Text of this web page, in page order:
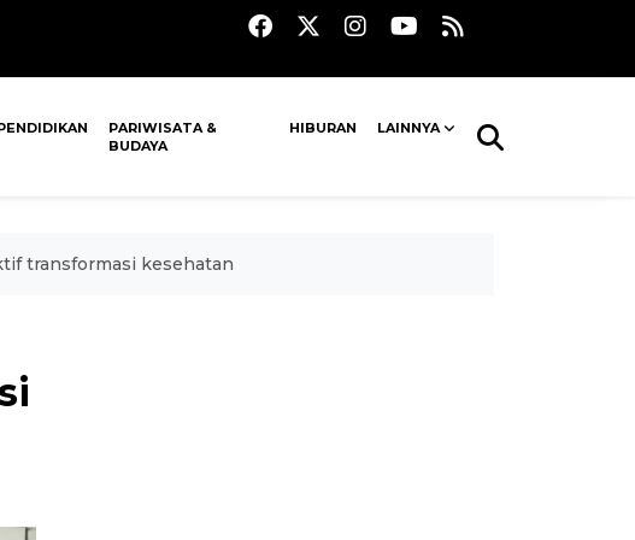
PARIWISATA &
BUDAYA
HIBURAN LAINNYA
transformasi kesehatan